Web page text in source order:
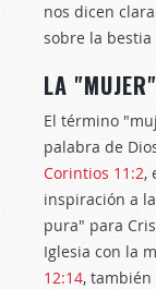
nos dicen
sobre la bestia
LA
El término
palabra de
Corintios 11:2,
inspiración a
pura" para
Iglesia con la
12:14, también